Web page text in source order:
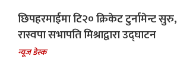
छिपहरमाईमा टि२० क्रिकेट टुर्नामेन्ट सुरु,
रास्वपा सभापति मिश्राद्वारा उद्घाटन
न्यूज डेस्क